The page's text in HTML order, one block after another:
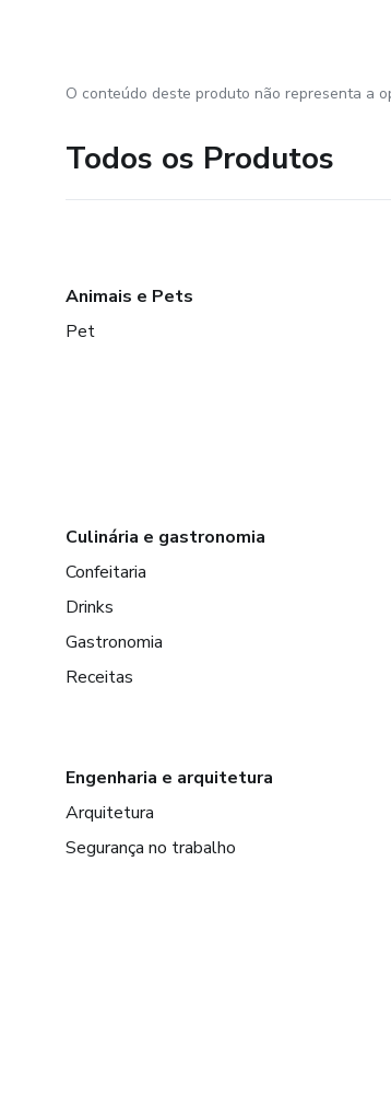
O conteúdo deste produto não representa a
Todos os Produtos
Animais e Pets
Pet
Culinária e gastronomia
Confeitaria
Drinks
Gastronomia
Receitas
Engenharia e arquitetura
Arquitetura
Segurança no trabalho